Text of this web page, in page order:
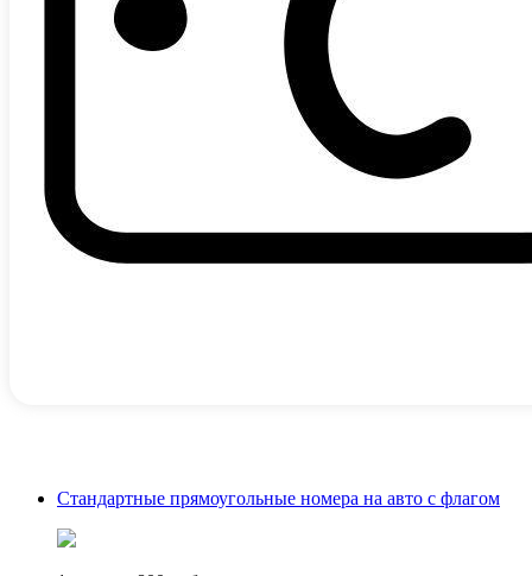
Стандартные прямоугольные номера на авто с флагом